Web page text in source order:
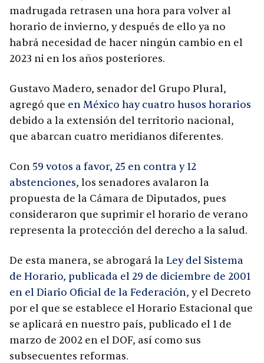
madrugada retrasen una hora para volver al
horario de invierno, y después de ello ya no
habrá necesidad de hacer ningún cambio en el
2023 ni en los años posteriores.
Gustavo Madero, senador del Grupo Plural,
agregó que en México hay cuatro husos horarios
debido a la extensión del territorio nacional,
que abarcan cuatro meridianos diferentes.
Con59 votos a favor, 25 en contra y 12
abstenciones, los senadores avalaron la
propuesta de la Cámara de Diputados, pues
consideraron que suprimir el horario de verano
representa la protección del derecho a la salud.
De esta manera, se abrogará la Ley del Sistema
de Horario, publicada el 29 de diciembre de 2001
en el Diario Oficial de la Federación, y el Decreto
por el que se establece el Horario Estacional que
se aplicará en nuestro país, publicado el 1 de
marzo de 2002 en el DOF, así como sus
subsecuentes reformas.